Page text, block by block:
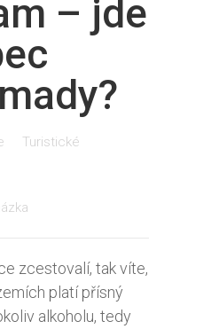
– jde
Turistické
zcestovalí, tak víte,
platí přísný
alkoholu, tedy